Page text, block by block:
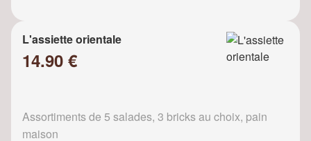
L'assiette orientale
14.90 €
Assortiments de 5 salades, 3 bricks au choix, pain
maison